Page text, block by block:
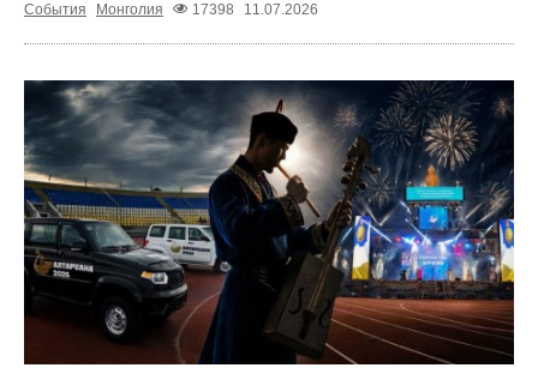
События
Монголия 17398 11.07.2026